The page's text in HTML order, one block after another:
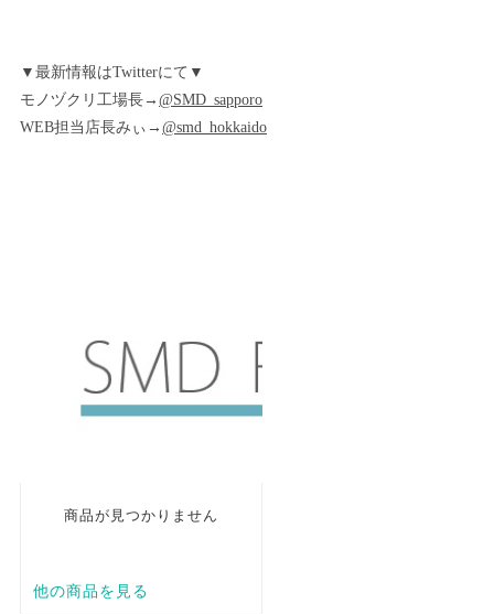
▼最新情報はTwitterにて▼
モノヅクリ工場長→ @SMD_sapporo
WEB担当店長みぃ→ @smd_hokkaido